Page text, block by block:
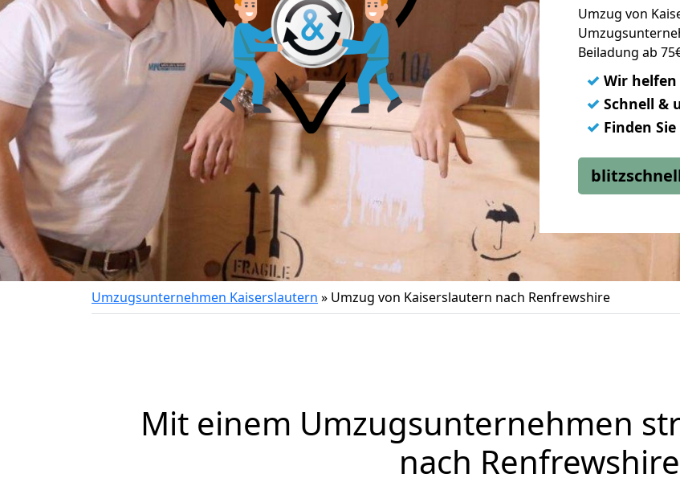
Umzug von
Beiladung ab
✓ Wir
✓ Schnell &
✓ Finden
Umzugsunternehmen Kaiserslautern » Umzug von Kaiserslautern nach Renfrewshire
Mit einem Umzugsunternehmen
nach Renfrewshire